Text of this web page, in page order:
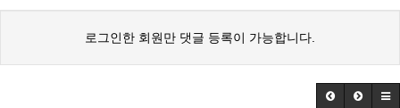
로그인한 회원만 댓글 등록이 가능합니다.